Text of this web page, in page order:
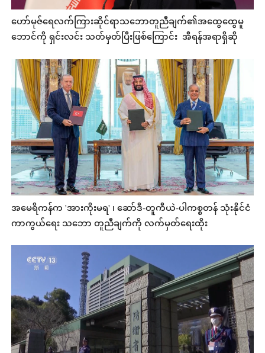
ဟော်မုဇ်ရေလက်ကြားဆိုင်ရာသဘောတူညီချက်၏အထွေထွေမူ
ဘောင်ကို ရှင်းလင်း သတ်မှတ်ပြီးဖြစ်ကြောင်း အီရန်အရာရှိဆို
အမေရိကန်က 'အားကိုးမရ' ၊ ဆော်ဒီ-တူကီယဲ-ပါကစ္စတန် သုံးနိုင်ငံ
ကာကွယ်ရေး သဘော တူညီချက်ကို လက်မှတ်ရေးထိုး